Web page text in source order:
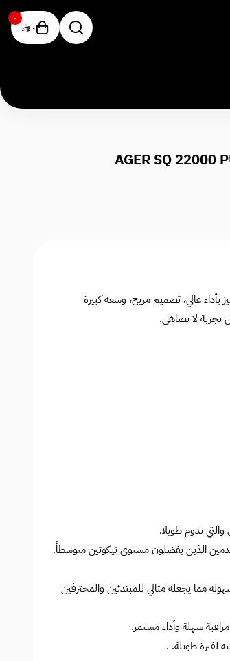
٠
٠
بأداء عالي، تصميم مريح، وسعة كبيرة
تجربة لا تضاهى.
مما يجعله مثالي للمبتدئين والمحترفين
لفترة طويلة. .